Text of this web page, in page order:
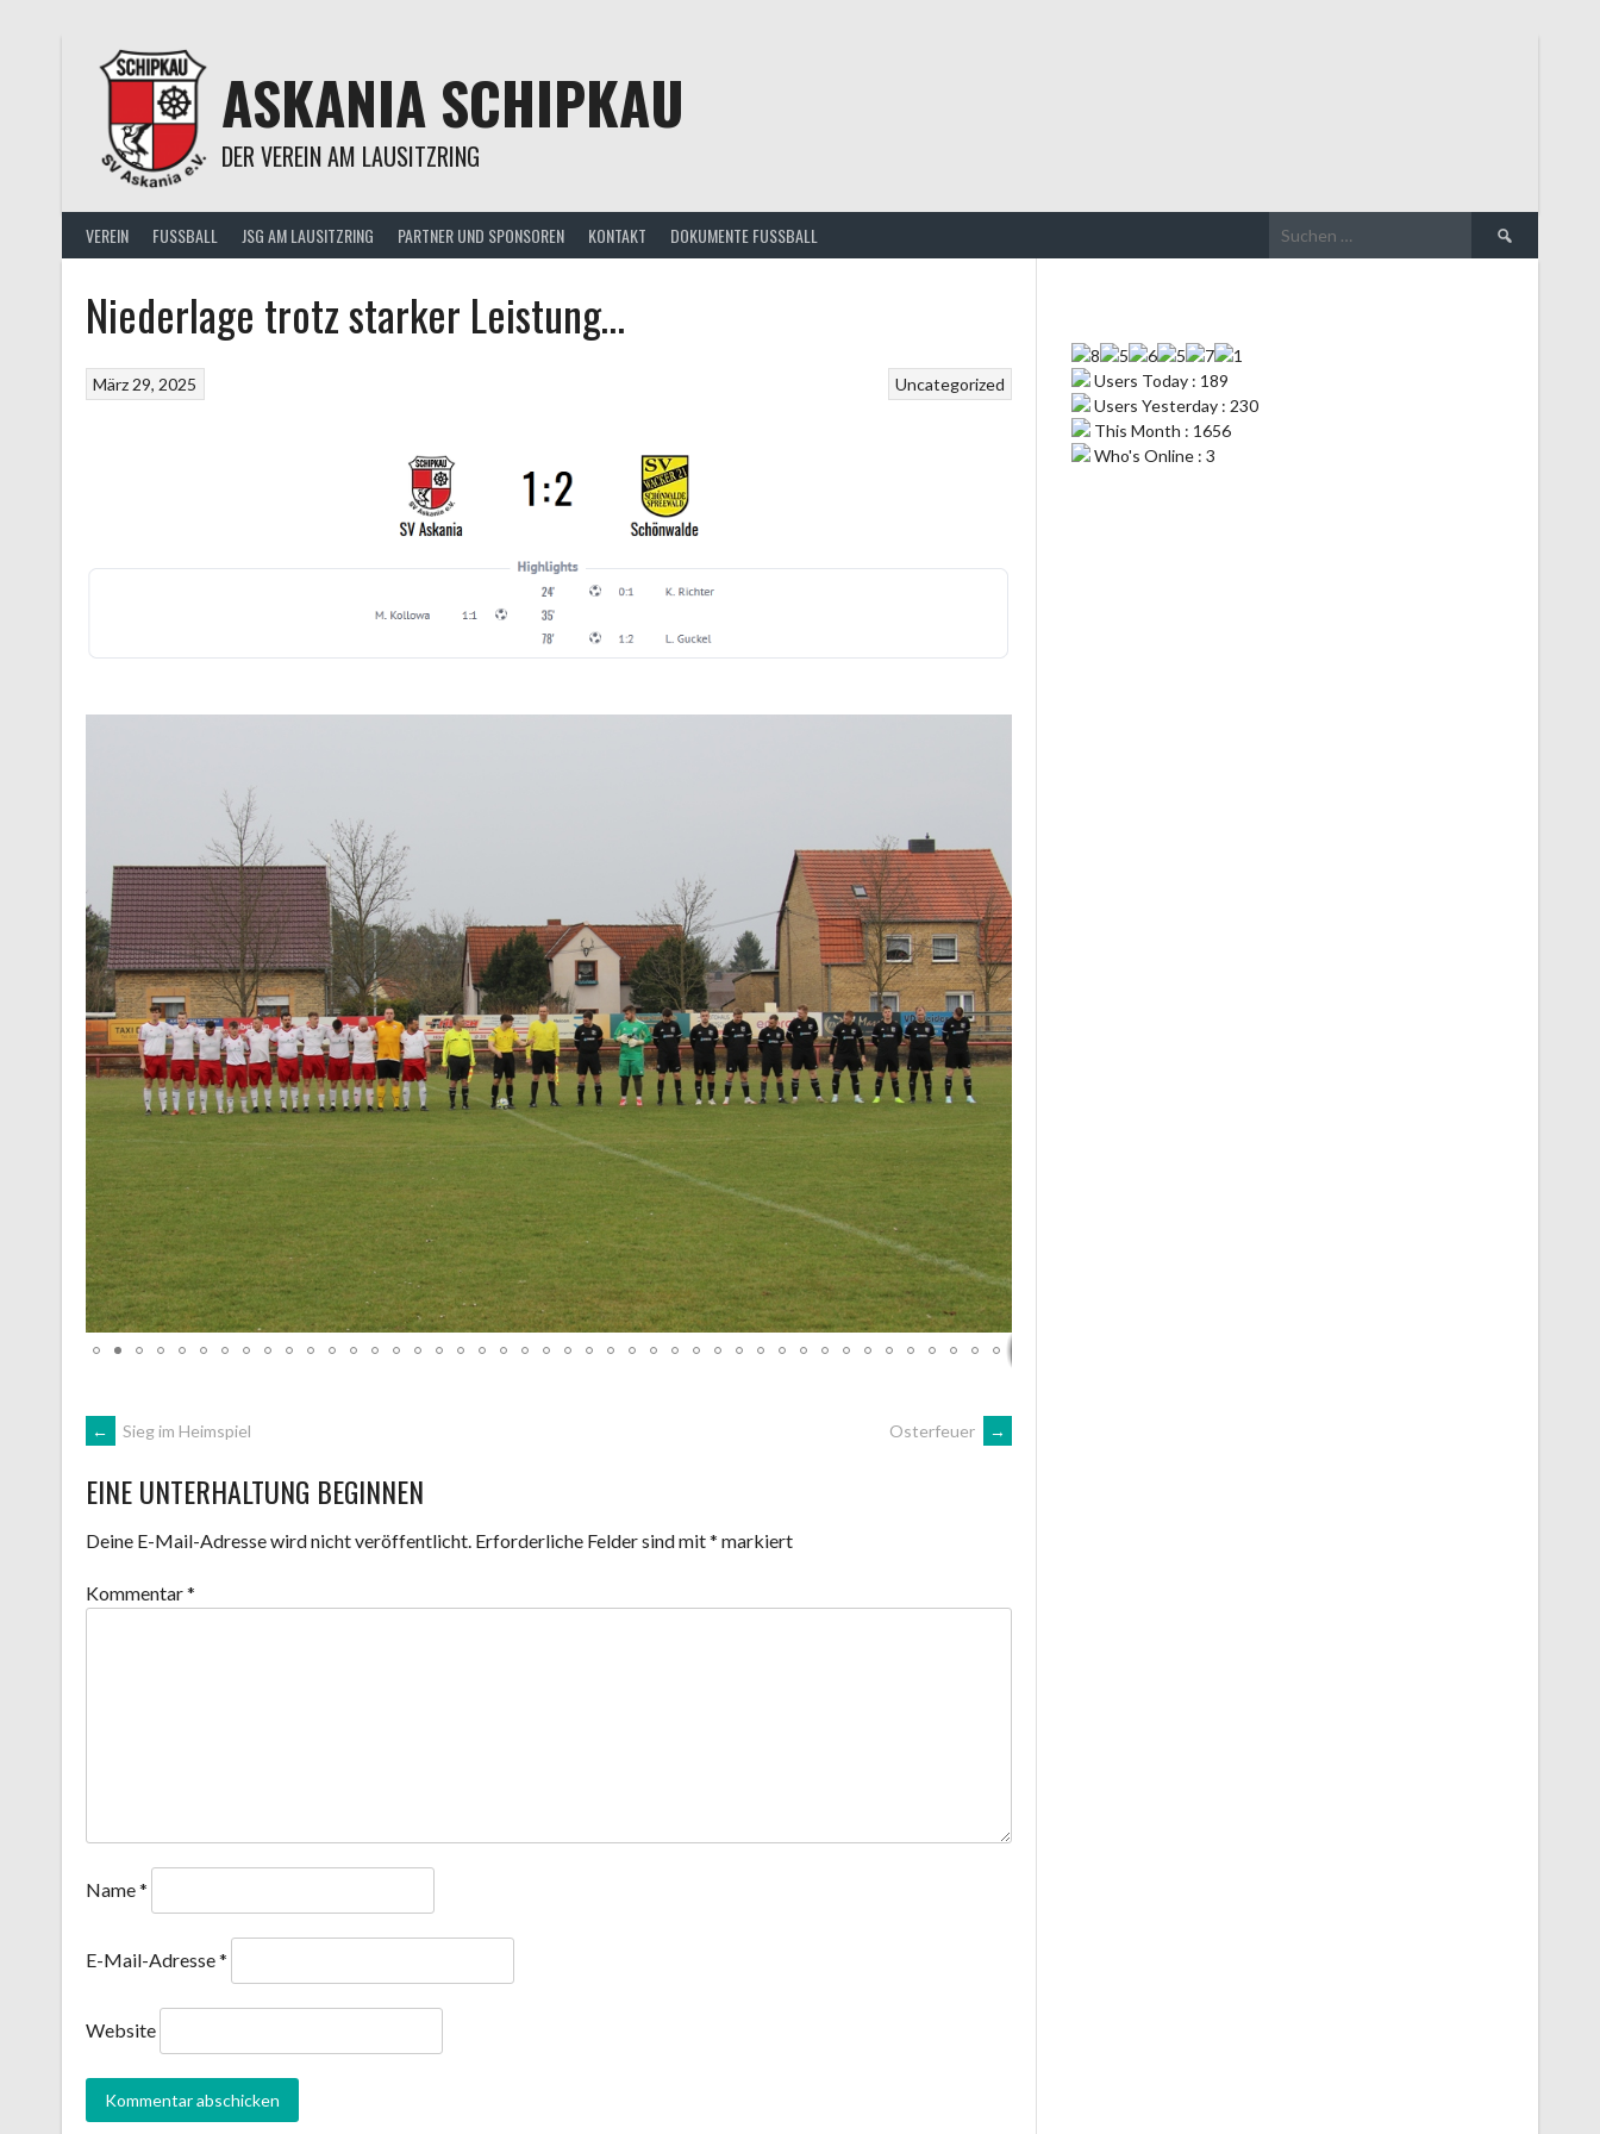
ASKANIA SCHIPKAU
DER VEREIN AM LAUSITZRING
VEREIN FUSSBALL JSG AM LAUSITZRING PARTNER UND SPONSOREN KONTAKT DOKUMENTE FUSSBALL
Suchen
nach:
Niederlage trotz starker Leistung…
Uncategorized
März 29, 2025
ARTIKEL-
NAVIGATION
← Sieg im Heimspiel Osterfeuer →
EINE UNTERHALTUNG BEGINNEN
Deine E-Mail-Adresse wird nicht veröffentlicht. Erforderliche Felder sind mit* markiert
Kommentar*
Name*
E-Mail-Adresse*
Website
Users Today : 189
Users Yesterday : 230
This Month : 1656
Who's Online : 3